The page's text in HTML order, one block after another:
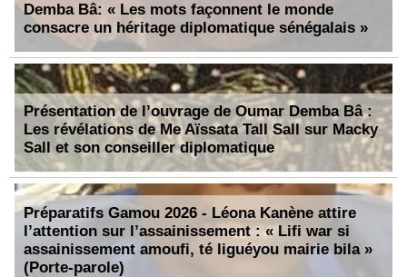
Demba Bâ: « Les mots façonnent le monde
consacre un héritage diplomatique sénégalais »
Présentation de l’ouvrage de Oumar Demba Bâ :
Les révélations de Me Aïssata Tall Sall sur Macky
Sall et son conseiller diplomatique
Préparatifs Gamou 2026 - Léona Kanène attire
l’attention sur l’assainissement : « Lifi war si
assainissement amoufi, té liguéyou mairie bila »
(Porte-parole)